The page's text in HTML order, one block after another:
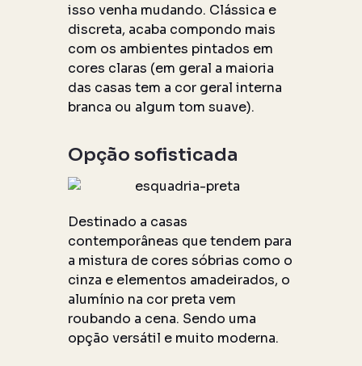
isso venha mudando. Clássica e
discreta, acaba compondo mais
com os ambientes pintados em
cores claras (em geral a maioria
das casas tem a cor geral interna
branca ou algum tom suave).
Opção sofisticada
Destinado a casas
contemporâneas que tendem para
a mistura de cores sóbrias como o
cinza e elementos amadeirados, o
alumínio na cor preta vem
roubando a cena. Sendo uma
opção versátil e muito moderna.